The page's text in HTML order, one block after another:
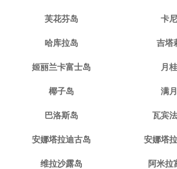
芙花芬岛 卡
哈库拉岛 吉塔
姬丽兰卡富士岛 月
椰子岛 满
巴洛斯岛 瓦宾
安娜塔拉迪古岛 安娜塔
维拉沙露岛 阿米拉